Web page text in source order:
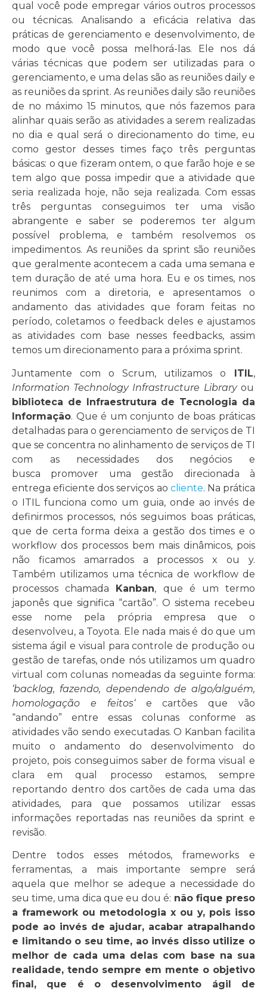
qual você pode empregar vários outros processos
ou técnicas. Analisando a eficácia relativa das
práticas de gerenciamento e desenvolvimento, de
modo que você possa melhorá-las. Ele nos dá
várias técnicas que podem ser utilizadas para o
gerenciamento, e uma delas são as reuniões daily e
as reuniões da sprint. As reuniões daily são reuniões
de no máximo 15 minutos, que nós fazemos para
alinhar quais serão as atividades a serem realizadas
no dia e qual será o direcionamento do time, eu
como gestor desses times faço três perguntas
básicas: o que fizeram ontem, o que farão hoje e se
tem algo que possa impedir que a atividade que
seria realizada hoje, não seja realizada. Com essas
três perguntas conseguimos ter uma visão
abrangente e saber se poderemos ter algum
possível problema, e também resolvemos os
impedimentos. As reuniões da sprint são reuniões
que geralmente acontecem a cada uma semana e
tem duração de até uma hora. Eu e os times, nos
reunimos com a diretoria, e apresentamos o
andamento das atividades que foram feitas no
período, coletamos o feedback deles e ajustamos
as atividades com base nesses feedbacks, assim
temos um direcionamento para a próxima sprint.
Juntamente com o Scrum, utilizamos o ITIL,
Information Technology Infrastructure Libraryou
biblioteca de Infraestrutura de Tecnologia da
Informação. Que é um conjunto de boas práticas
detalhadas para o gerenciamento de serviços de TI
que se concentra no alinhamento de serviços de TI
com as necessidades dos negócios e
busca promover uma gestão direcionada à
entrega eficiente dos serviços ao cliente. Na prática
o ITIL funciona como um guia, onde ao invés de
definirmos processos, nós seguimos boas práticas,
que de certa forma deixa a gestão dos times e o
workflow dos processos bem mais dinâmicos, pois
não ficamos amarrados a processos x ou y.
Também utilizamos uma técnica de workflow de
processos chamada Kanban, que é um termo
japonês que significa “cartão”. O sistema recebeu
esse nome pela própria empresa que o
desenvolveu, a Toyota. Ele nada mais é do que um
sistema ágil e visual para controle de produção ou
gestão de tarefas, onde nós utilizamos um quadro
virtual com colunas nomeadas da seguinte forma:
‘backlog, fazendo, dependendo de algo/alguém,
homologação e feitos‘e cartões que vão
“andando” entre essas colunas conforme as
atividades vão sendo executadas. O Kanban facilita
muito o andamento do desenvolvimento do
projeto, pois conseguimos saber de forma visual e
clara em qual processo estamos, sempre
reportando dentro dos cartões de cada uma das
atividades, para que possamos utilizar essas
informações reportadas nas reuniões da sprint e
revisão.
Dentre todos esses métodos, frameworks e
ferramentas, a mais importante sempre será
aquela que melhor se adeque a necessidade do
seu time, uma dica que eu dou é: não fique preso
a framework ou metodologia x ou y, pois isso
pode ao invés de ajudar, acabar atrapalhando
e limitando o seu time, ao invés disso utilize o
melhor de cada uma delas com base na sua
realidade, tendo sempre em mente o objetivo
final, que é o desenvolvimento ágil de